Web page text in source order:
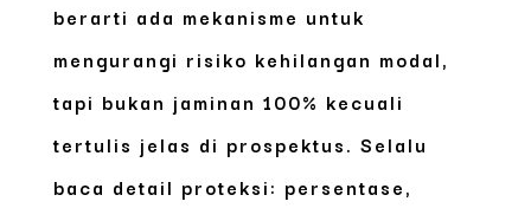
berarti ada mekanisme untuk
mengurangi risiko kehilangan modal,
tapi bukan jaminan 100% kecuali
tertulis jelas di prospektus. Selalu
baca detail proteksi: persentase,